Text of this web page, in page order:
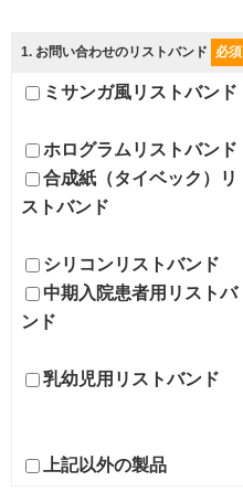
1. お問い合わせのリストバンド 必須
ミサンガ風リストバンド
ホログラムリストバンド
合成紙（タイベック）リ
ストバンド
シリコンリストバンド
中期入院患者用リストバ
ンド
乳幼児用リストバンド
上記以外の製品